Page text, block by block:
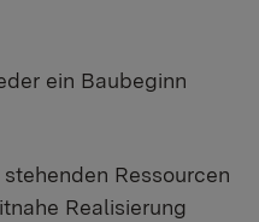
ein Baubeginn
Ressourcen
Realisierung